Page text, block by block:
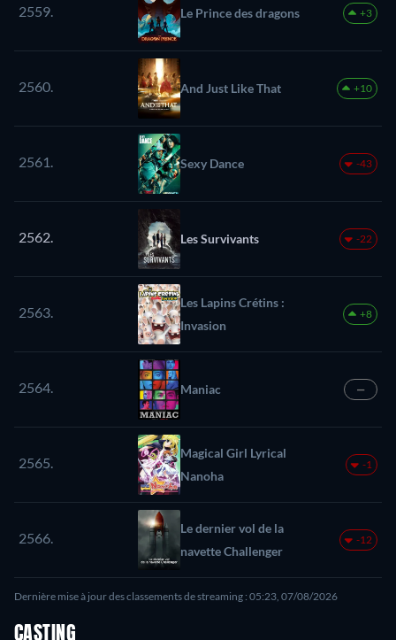
2559. Le Prince des dragons +3
2560. And Just Like That +10
2561. Sexy Dance -43
2562. Les Survivants -22
2563.
Les Lapins Crétins :
Invasion
+8
2564. Maniac —
2565.
Magical Girl Lyrical
Nanoha
-1
2566.
Le dernier vol de la
navette Challenger
-12
Dernière mise à jour des classements de streaming : 05:23, 07/08/2026
CASTING